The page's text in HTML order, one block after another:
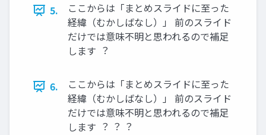
5.
ここからは「まとめスライドに⾄った
経緯（むかしばなし）」 前のスライド
だけでは意味不明と思われるので補⾜
します ︖
6.
ここからは「まとめスライドに⾄った
経緯（むかしばなし）」 前のスライド
だけでは意味不明と思われるので補⾜
します ︖ ︖ ︖